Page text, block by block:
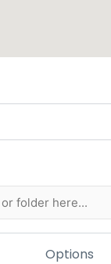
Options